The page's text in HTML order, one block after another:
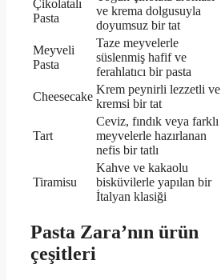
Çikolatalı
Pasta
ve krema dolgusuyla
doyumsuz bir tat
Meyveli
Pasta
Taze meyvelerle
süslenmiş hafif ve
ferahlatıcı bir pasta
Cheesecake
Krem peynirli lezzetli ve
kremsi bir tat
Tart
Ceviz, fındık veya farklı
meyvelerle hazırlanan
nefis bir tatlı
Tiramisu
Kahve ve kakaolu
bisküvilerle yapılan bir
İtalyan klasiği
Pasta Zara’nın ürün
çeşitleri